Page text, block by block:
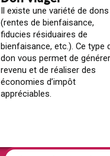
Il existe une variété de dons
(rentes de bienfaisance,
fiducies résiduaires de
bienfaisance, etc.). Ce type
don vous permet de
revenu et de réaliser des
économies d’impôt
appréciables.